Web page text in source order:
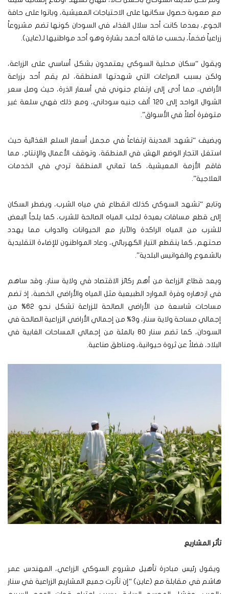
مع صعوبة حصول سكانها على الاحتياجات المعيشية، وباتوا على حافة
الجوع، بعدما كانت أحد سلال الغذاء في السودان كونها تضم مشروعاً
زراعياً ضخماً، بحسب ما قاله أحمد بشارة وهو أحد مواطنيها لـ(عاين).
ويقول “سكان محلية السوكي يعتمدون بشكل أساسي على الزراعة،
ولكن بسبب الصراعات التي شهدتها المنطقة، لم يقم أحد بزراعة
الأراضي، مما أدى إلى ارتفاع جنوني في أسعار الذرة، حيث وصل سعر
الشوال الواحد إلى 120 ألف جنيه سوداني، ومع ذلك فهي سلعة غير
متوفرة أصلاً في الأسواق”.
ويضيف “تشهد المدينة ارتفاعاً في مجمل أسعار السلع الغذائية حيث
استغل التجار الوضع الهش في المنطقة، وتوقف الأعمال والإنتاج، مما
فاقم الأزمة المعيشية، كما تعاني المنطقة تردي في الخدمات
العلاجية”.
وتابع “تشهد السوكي كذلك انقطاع في مياه الشرب، ويضطر السكان
إلى قطع مسافات بعيدة لجلب المياه الصالحة للشرب، كما يلجأ البعض
للشرب من المياه الراكدة والآبار مع الحيوانات والدواب مما يهدد
صحتهم، كما ينقطع التيار الكهربائي، وعاد المواطنون للإضاءة التقليدية
بالشموع والفوانيس البلدية”.
ويعد قطاع الزراعة من أهم ركائز الاقتصاد في ولاية سنار، وقد ساهم
في ازدهاره وفرة الموارد الطبيعية مثل المياه والأراضي الخصبة، إذ تضم
مساحات شاسعة من الأراضي الصالحة للزراعة تشكل نحو 62% من
إجمالي مساحة ولاية سنار، و3% من إجمالي الأراضي الزراعية الصالحة في
السودان، كما تضم سنار 80 بالمئة من إجمالي المساحات الغابية في
البلاد، فضلاً عن ثروة حيوانية، ومناطق صناعية.
تأثر المشاريع
ويقول رئيس مبادرة تأهيل مشروع السوكي الزراعي، المهندس عمر
هاشم في مقابلة مع (عاين) “إن تأثرت جميع المشاريع الزراعية في سنار